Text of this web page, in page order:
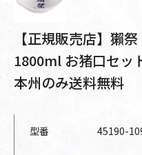
【正規販売店】獺
1800ml お猪口セッ
本州のみ送料無料
型番 45190-